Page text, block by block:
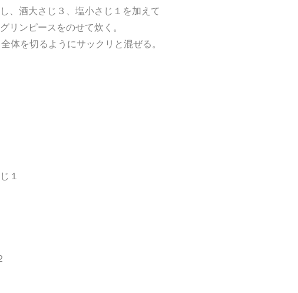
酒大さじ３、塩小さじ１を加えて
ンピースをのせて炊く。
を切るようにサックリと混ぜる。